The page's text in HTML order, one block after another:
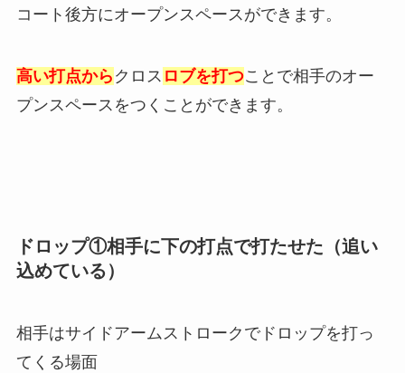
コート後方にオープンスペースができます。
高い打点から クロス ロブを打つことで相手のオー
プンスペースをつくことができます。
ドロップ①相手に下の打点で打たせた（追い
込めている）
相手はサイドアームストロークでドロップを打っ
てくる場面